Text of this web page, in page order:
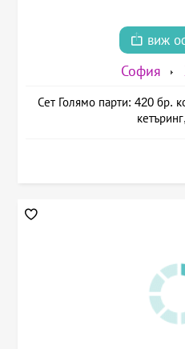
виж
София
Сет Голямо парти: 420 бр.